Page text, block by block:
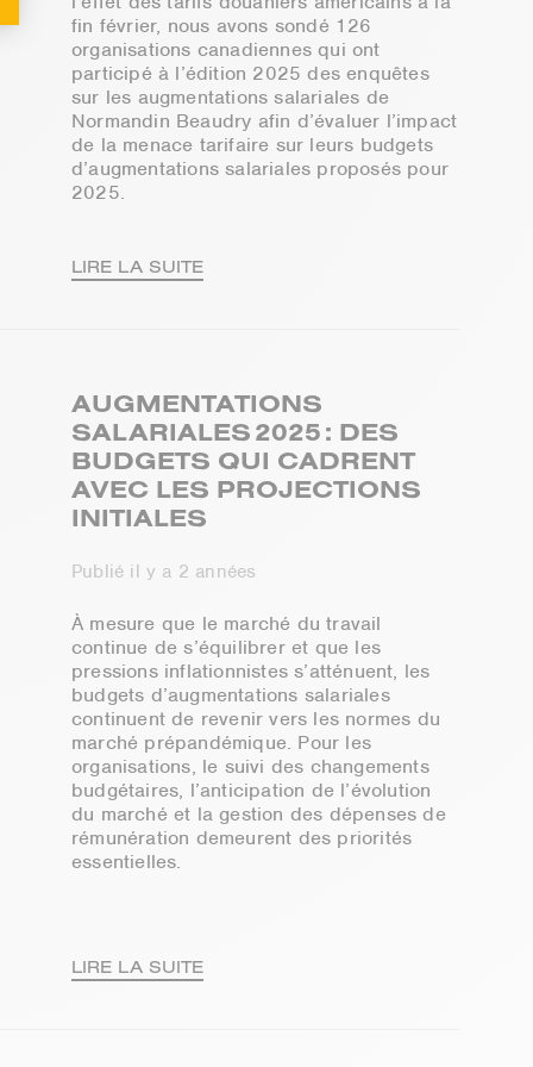
fin février, nous avons sondé 126
organisations canadiennes qui ont
participé à l’édition 2025 des enquêtes
sur les augmentations salariales de
Normandin Beaudry afin d’évaluer l’impact
de la menace tarifaire sur leurs budgets
d’augmentations salariales proposés pour
2025.
LIRE LA SUITE
AUGMENTATIONS
SALARIALES 2025 : DES
BUDGETS QUI CADRENT
AVEC LES PROJECTIONS
INITIALES
Publié il y a 2 années
À mesure que le marché du travail
continue de s’équilibrer et que les
pressions inflationnistes s’atténuent, les
budgets d’augmentations salariales
continuent de revenir vers les normes du
marché prépandémique. Pour les
organisations, le suivi des changements
budgétaires, l’anticipation de l’évolution
du marché et la gestion des dépenses de
rémunération demeurent des priorités
essentielles.
LIRE LA SUITE